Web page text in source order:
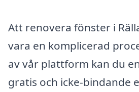
Att renovera fönster i
vara en komplicerad
av vår plattform kan du
gratis och icke-bindande